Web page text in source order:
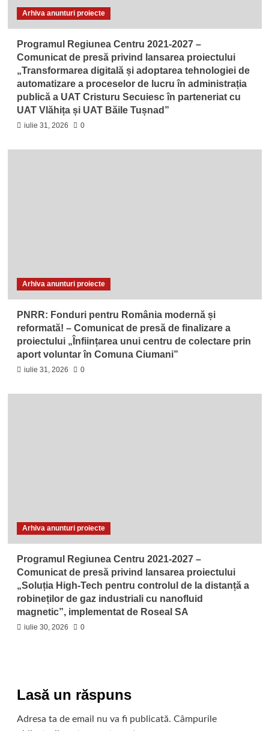
Arhiva anunturi proiecte
Programul Regiunea Centru 2021-2027 –
Comunicat de presă privind lansarea proiectului
„Transformarea digitală și adoptarea tehnologiei de
automatizare a proceselor de lucru în administrația
publică a UAT Cristuru Secuiesc în parteneriat cu
UAT Vlăhița și UAT Băile Tușnad”
iulie 31, 2026 0
Arhiva anunturi proiecte
PNRR: Fonduri pentru România modernă și
reformată! – Comunicat de presă de finalizare a
proiectului „Înființarea unui centru de colectare prin
aport voluntar în Comuna Ciumani”
iulie 31, 2026 0
Arhiva anunturi proiecte
Programul Regiunea Centru 2021-2027 –
Comunicat de presă privind lansarea proiectului
„Soluția High‑Tech pentru controlul de la distanță a
robineților de gaz industriali cu nanofluid
magnetic”, implementat de Roseal SA
iulie 30, 2026 0
Lasă un răspuns
Adresa ta de email nu va fi publicată. Câmpurile